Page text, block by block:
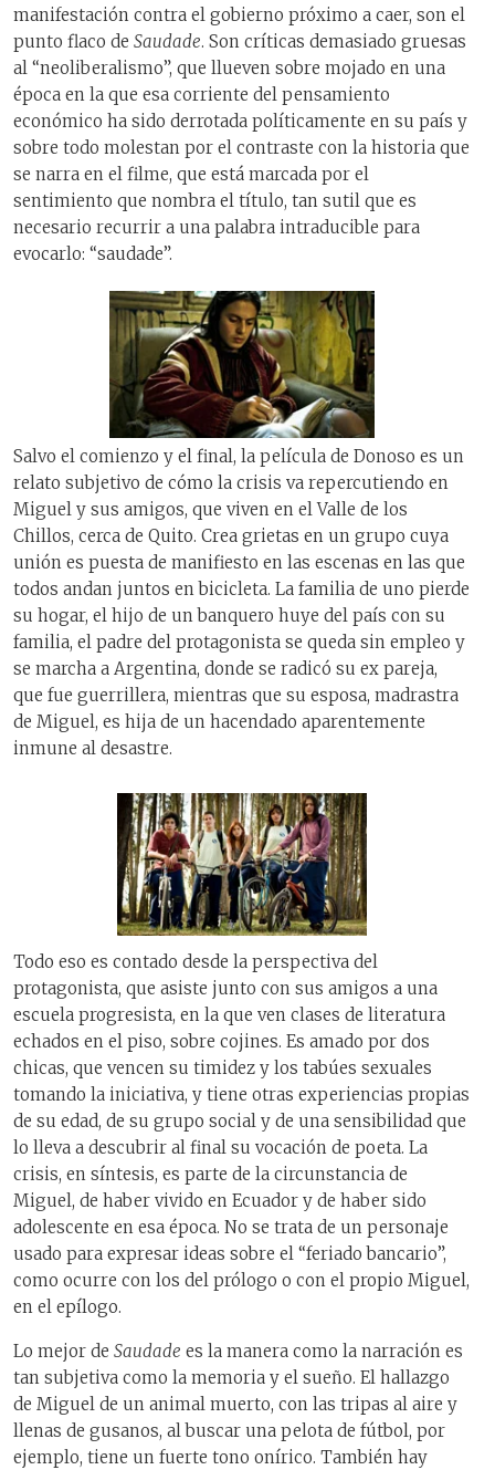
manifestación contra el gobierno próximo a caer, son el
punto flaco de Saudade. Son críticas demasiado gruesas
al “neoliberalismo”, que llueven sobre mojado en una
época en la que esa corriente del pensamiento
económico ha sido derrotada políticamente en su país y
sobre todo molestan por el contraste con la historia que
se narra en el filme, que está marcada por el
sentimiento que nombra el título, tan sutil que es
necesario recurrir a una palabra intraducible para
evocarlo: “saudade”.
Salvo el comienzo y el final, la película de Donoso es un
relato subjetivo de cómo la crisis va repercutiendo en
Miguel y sus amigos, que viven en el Valle de los
Chillos, cerca de Quito. Crea grietas en un grupo cuya
unión es puesta de manifiesto en las escenas en las que
todos andan juntos en bicicleta. La familia de uno pierde
su hogar, el hijo de un banquero huye del país con su
familia, el padre del protagonista se queda sin empleo y
se marcha a Argentina, donde se radicó su ex pareja,
que fue guerrillera, mientras que su esposa, madrastra
de Miguel, es hija de un hacendado aparentemente
inmune al desastre.
Todo eso es contado desde la perspectiva del
protagonista, que asiste junto con sus amigos a una
escuela progresista, en la que ven clases de literatura
echados en el piso, sobre cojines. Es amado por dos
chicas, que vencen su timidez y los tabúes sexuales
tomando la iniciativa, y tiene otras experiencias propias
de su edad, de su grupo social y de una sensibilidad que
lo lleva a descubrir al final su vocación de poeta. La
crisis, en síntesis, es parte de la circunstancia de
Miguel, de haber vivido en Ecuador y de haber sido
adolescente en esa época. No se trata de un personaje
usado para expresar ideas sobre el “feriado bancario”,
como ocurre con los del prólogo o con el propio Miguel,
en el epílogo.
Lo mejor de Saudade es la manera como la narración es
tan subjetiva como la memoria y el sueño. El hallazgo
de Miguel de un animal muerto, con las tripas al aire y
llenas de gusanos, al buscar una pelota de fútbol, por
ejemplo, tiene un fuerte tono onírico. También hay